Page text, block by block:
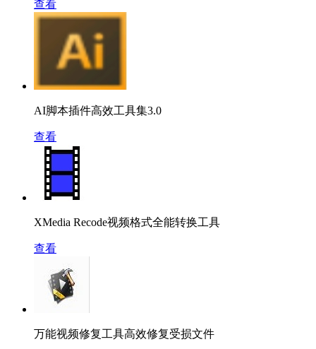
查看
AI脚本插件高效工具集3.0
查看
XMedia Recode视频格式全能转换工具
查看
万能视频修复工具高效修复受损文件